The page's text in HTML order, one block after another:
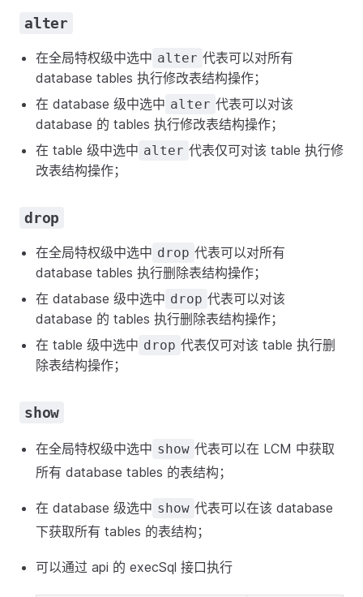
alter
在全局特权级中选中 alter 代表可以对所有
database tables 执行修改表结构操作；
在 database 级中选中 alter 代表可以对该
database 的 tables 执行修改表结构操作；
在 table 级中选中 alter 代表仅可对该 table 执行修
改表结构操作；
drop
在全局特权级中选中 drop 代表可以对所有
database tables 执行删除表结构操作；
在 database 级中选中 drop 代表可以对该
database 的 tables 执行删除表结构操作；
在 table 级中选中 drop 代表仅可对该 table 执行删
除表结构操作；
show
在全局特权级中选中 show 代表可以在 LCM 中获取
所有 database tables 的表结构；
在 database 级选中 show 代表可以在该 database
下获取所有 tables 的表结构；
可以通过 api 的 execSql 接口执行